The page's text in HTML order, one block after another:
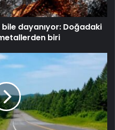
bile dayanıyor: Doğadaki
metallerden biri